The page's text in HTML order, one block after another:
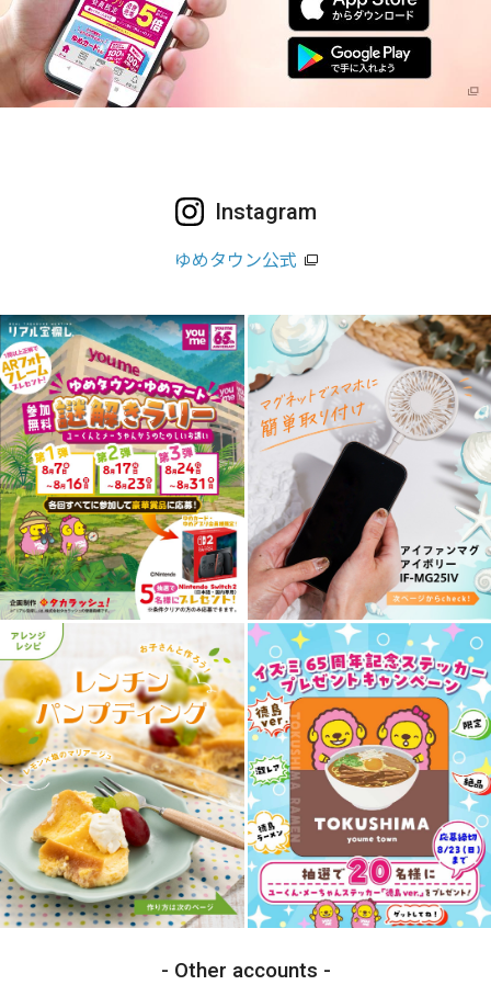
Instagram
ゆめタウン公式
Other accounts